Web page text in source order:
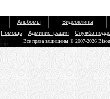
Альбомы
Видеоклипы
Помощь Администрация Служба
Все права защищены © 2007-2026